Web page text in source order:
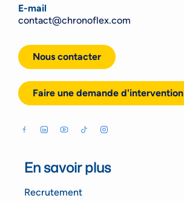
E-mail
contact@chronoflex.com
Nous contacter
Faire une demande d'intervention
En savoir plus
Recrutement